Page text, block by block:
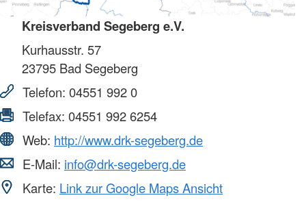
Kreisverband Segeberg e.V.
Kurhausstr. 57
23795 Bad Segeberg
Telefon: 04551 992 0
Telefax: 04551 992 6254
Web: http://www.drk-segeberg.de
E-Mail: info@drk-segeberg.de
Karte: Link zur Google Maps Ansicht